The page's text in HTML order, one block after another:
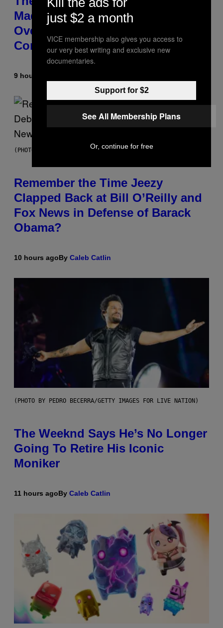
Made T.I. Delay His Debut Album
Over 20 Years Ago: ‘I Definitely
Conceded’
9 hours ago
(PHOTO BY TIM MOSENFELDER/GETTY IMAGES)
Remember the Time Jeezy
Clapped Back at Bill O’Reilly and
Fox News in Defense of Barack
Obama?
10 hours agoBy Caleb Catlin
(PHOTO BY PEDRO BECERRA/GETTY IMAGES FOR LIVE NATION)
The Weeknd Says He’s No Longer
Going To Retire His Iconic
Moniker
11 hours agoBy Caleb Catlin
just $2 a month
VICE membership also gives you access to
our very best writing and exclusive new
documentaries.
Support for $2
See All Membership Plans
Or, continue for free